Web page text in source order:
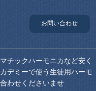
お問い合わせ
チックハーモニカなど安く
デミーで使う生徒用ハーモ
わせくださいませ